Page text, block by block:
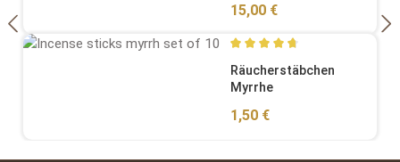
Regulärer Preis:
15,00 €
Durchschnittliche
Räucherstäbchen
Myrrhe
Regulärer Preis:
1,50 €